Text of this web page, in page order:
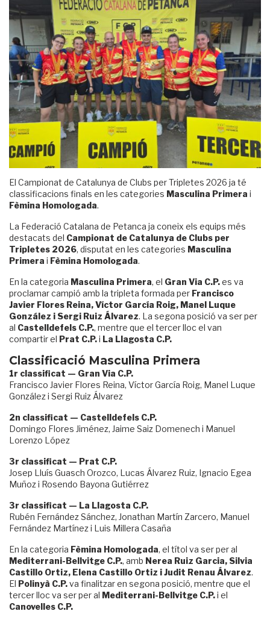
El Campionat de Catalunya de Clubs per Tripletes 2026 ja té
classificacions finals en les categories Masculina Primera i
Fèmina Homologada.
La Federació Catalana de Petanca ja coneix els equips més
destacats del Campionat de Catalunya de Clubs per
Tripletes 2026, disputat en les categories Masculina
Primera i Fèmina Homologada.
En la categoria Masculina Primera, el Gran Via C.P.es va
proclamar campió amb la tripleta formada per Francisco
Javier Flores Reina, Víctor García Roig, Manel Luque
González i Sergi Ruiz Álvarez. La segona posició va ser per
al Castelldefels C.P., mentre que el tercer lloc el van
compartir el Prat C.P.i La Llagosta C.P.
Classificació Masculina Primera
1r classificat — Gran Via C.P.
Francisco Javier Flores Reina, Víctor García Roig, Manel Luque
González i Sergi Ruiz Álvarez
2n classificat — Castelldefels C.P.
Domingo Flores Jiménez, Jaime Saiz Domenech i Manuel
Lorenzo López
3r classificat — Prat C.P.
Josep Lluís Guasch Orozco, Lucas Álvarez Ruiz, Ignacio Egea
Muñoz i Rosendo Bayona Gutiérrez
3r classificat — La Llagosta C.P.
Rubén Fernández Sánchez, Jonathan Martín Zarcero, Manuel
Fernández Martínez i Luis Millera Casaña
En la categoria Fèmina Homologada, el títol va ser per al
Mediterrani-Bellvitge C.P., amb Nerea Ruiz Garcia, Silvia
Castillo Ortiz, Elena Castillo Ortiz i Judit Renau Álvarez.
El Polinyà C.P.va finalitzar en segona posició, mentre que el
tercer lloc va ser per al Mediterrani-Bellvitge C.P.i el
Canovelles C.P.